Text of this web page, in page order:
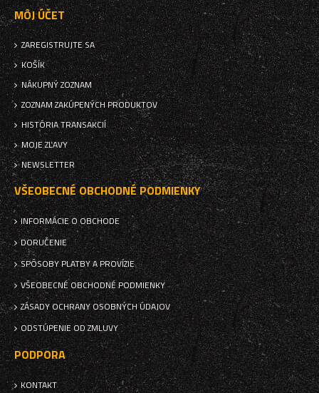
MÔJ ÚČET
ZAREGISTRUJTE SA
KOŠÍK
NÁKUPNÝ ZOZNAM
ZOZNAM ZAKÚPENÝCH PRODUKTOV
HISTÓRIA TRANSAKCIÍ
MOJE ZĽAVY
NEWSLETTER
VŠEOBECNÉ OBCHODNÉ PODMIENKY
INFORMÁCIE O OBCHODE
DORUČENIE
SPÔSOBY PLATBY A PROVÍZIE
VŠEOBECNÉ OBCHODNÉ PODMIENKY
ZÁSADY OCHRANY OSOBNÝCH ÚDAJOV
ODSTÚPENIE OD ZMLUVY
PODPORA
KONTAKT